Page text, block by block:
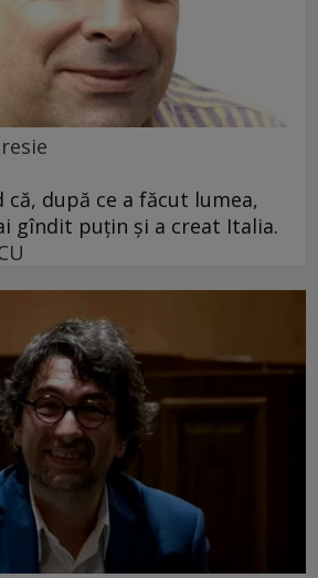
că, după ce a făcut lumea,
gîndit puțin și a creat Italia.